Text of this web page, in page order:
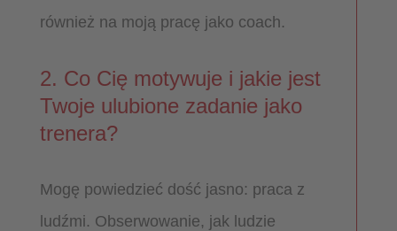
również na moją pracę jako coach.
2. Co Cię motywuje i jakie jest
Twoje ulubione zadanie jako
trenera?
Mogę powiedzieć dość jasno: praca z
ludźmi. Obserwowanie, jak ludzie